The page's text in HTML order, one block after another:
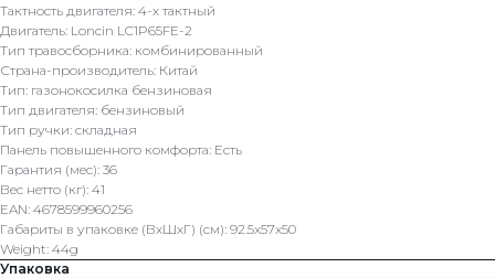
Тактность двигателя: 4-х тактный
Двигатель: Loncin LC1P65FE-2
Тип травосборника: комбинированный
Страна-производитель: Китай
Тип: газонокосилка бензиновая
Тип двигателя: бензиновый
Тип ручки: складная
Панель повышенного комфорта: Есть
Гарантия (мес): 36
Вес нетто (кг): 41
EAN: 4678599960256
Габариты в упаковке (ВхШхГ) (см): 92.5x57x50
Weight: 44g
Упаковка